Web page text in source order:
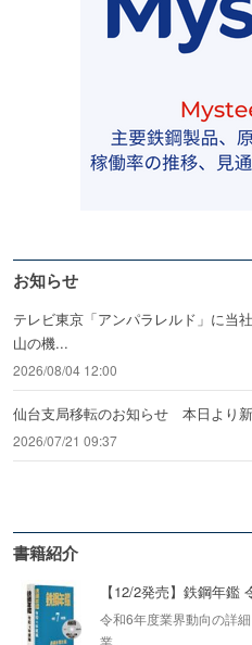
お知らせ
テレビ東京「アンパラレルド」に
山の機...
2026/08/04 12:00
仙台支局移転のお知らせ 本日より
2026/07/21 09:37
書籍紹介
【12/2発売】鉄鋼年鑑
令和6年度業界動向の詳